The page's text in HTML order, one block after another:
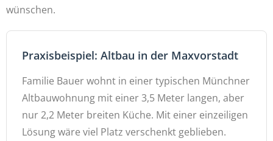
wünschen.
Praxisbeispiel: Altbau in der Maxvorstadt
Familie Bauer wohnt in einer typischen Münchner
Altbauwohnung mit einer 3,5 Meter langen, aber
nur 2,2 Meter breiten Küche. Mit einer einzeiligen
Lösung wäre viel Platz verschenkt geblieben.